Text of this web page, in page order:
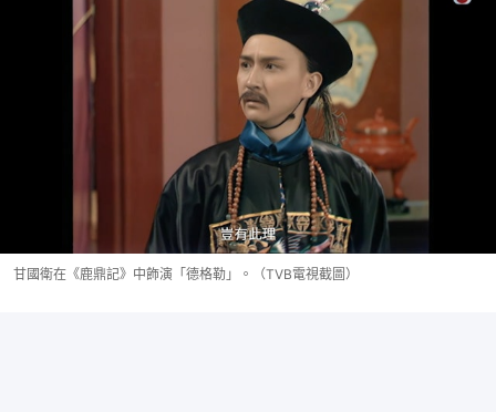
甘國衛在《鹿鼎記》中飾演「德格勒」。（TVB電視截圖）